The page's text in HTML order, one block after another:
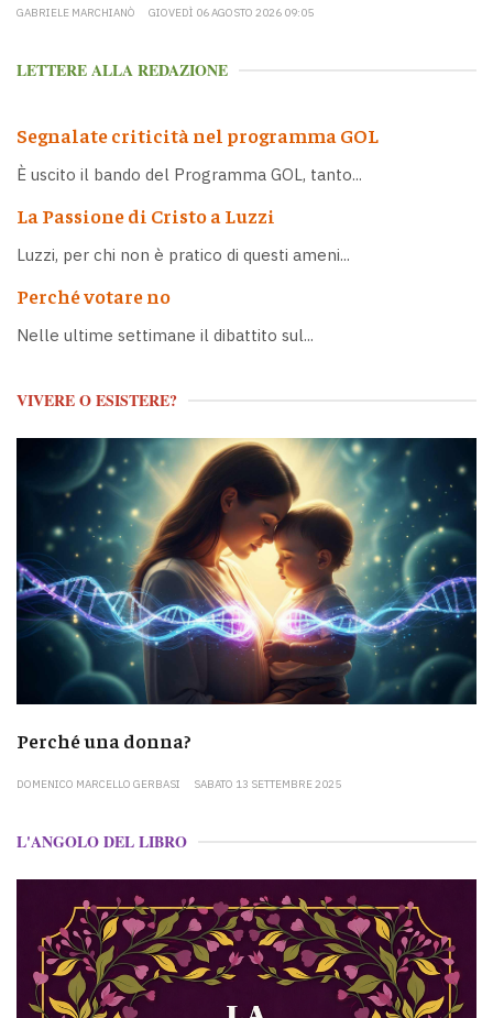
GABRIELE MARCHIANÒ GIOVEDÌ 06 AGOSTO 2026 09:05
LETTERE ALLA REDAZIONE
Segnalate criticità nel programma GOL
È uscito il bando del Programma GOL, tanto...
La Passione di Cristo a Luzzi
Luzzi, per chi non è pratico di questi ameni...
Perché votare no
Nelle ultime settimane il dibattito sul...
VIVERE O ESISTERE?
Perché una donna?
DOMENICO MARCELLO GERBASI SABATO 13 SETTEMBRE 2025
L'ANGOLO DEL LIBRO